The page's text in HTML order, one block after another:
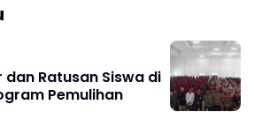
dan Ratusan Siswa di
Pemulihan